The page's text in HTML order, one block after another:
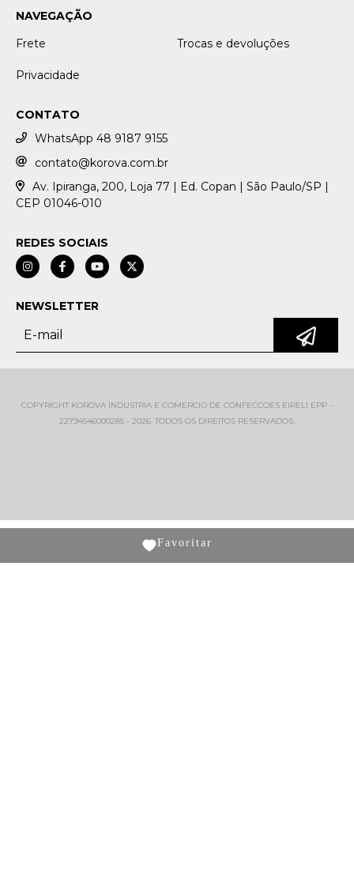
NAVEGAÇÃO
Frete
Trocas e devoluções
Privacidade
CONTATO
WhatsApp 48 9187 9155
contato@korova.com.br
Av. Ipiranga, 200, Loja 77 | Ed. Copan | São Paulo/SP |
CEP 01046-010
REDES SOCIAIS
NEWSLETTER
COPYRIGHT KOROVA INDUSTRIA E COMERCIO DE CONFECCOES EIRELI EPP -
22794546000285 - 2026. TODOS OS DIREITOS RESERVADOS.